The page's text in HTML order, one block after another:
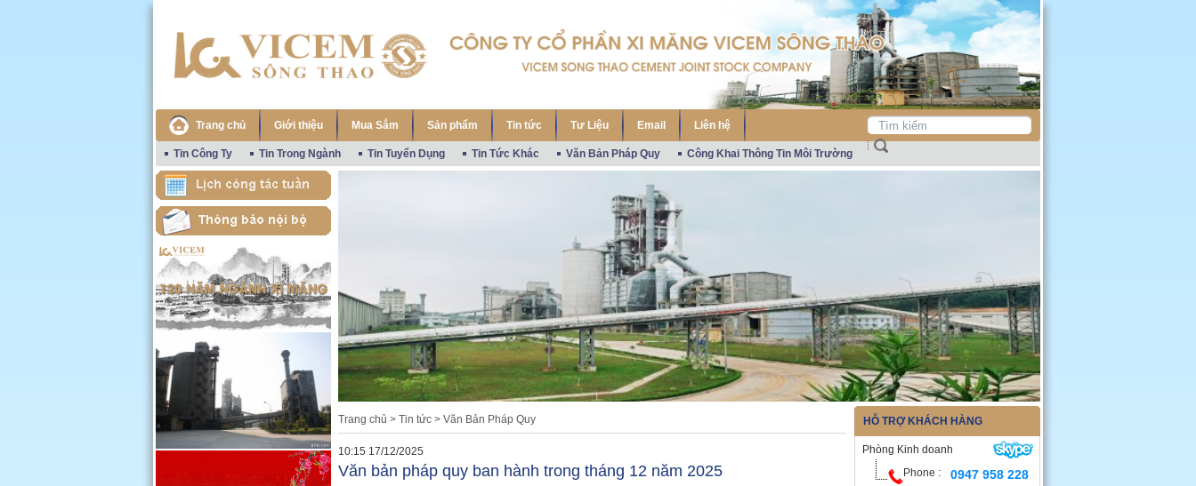
Trang chủ Giới thiệu Mua Sắm Sản phẩm Tin tức Tư Liệu Email Liên hệ
Tin Công Ty Tin Trong Ngành Tin Tuyển Dụng Tin Tức Khác Văn Bản Pháp Quy Công Khai Thông Tin Môi Trường
Trang chủ > Tin tức > Văn Bản Pháp Quy
10:15 17/12/2025
Văn bản pháp quy ban hành trong tháng 12 năm 2025
HỖ TRỢ KHÁCH HÀNG
Phòng Kinh doanh
Phone :
0947 958 228